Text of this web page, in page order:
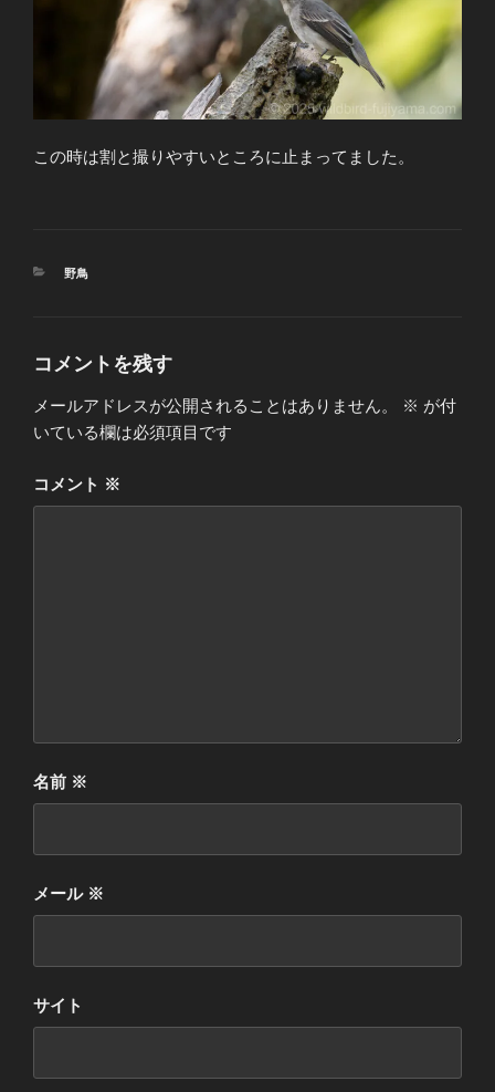
この時は割と撮りやすいところに止まってました。
カ
野鳥
コメントを残す
メールアドレスが公開されることはありません。 ※ が付
いている欄は必須項目です
コメント ※
名前 ※
メール ※
サイト